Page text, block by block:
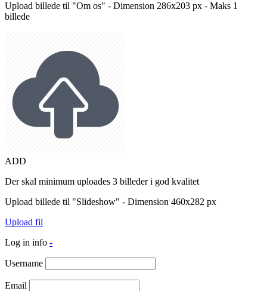
Upload billede til "Om os" - Dimension 286x203 px - Maks 1
billede
ADD
Der skal minimum uploades 3 billeder i god kvalitet
Upload billede til "Slideshow" - Dimension 460x282 px
Upload fil
Log in info -
Username
Email